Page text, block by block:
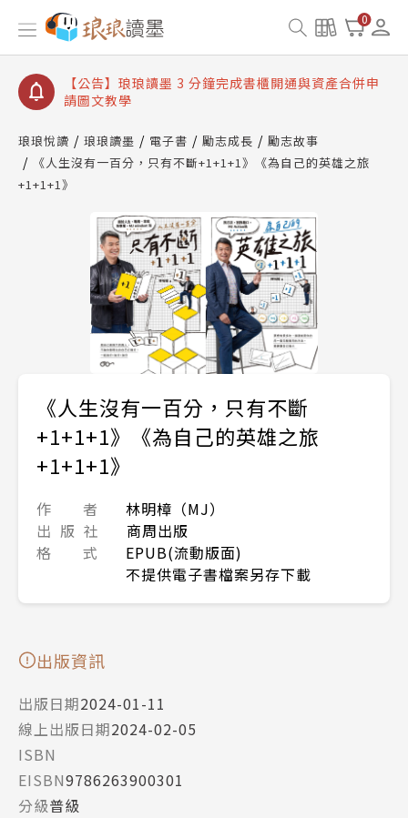
0
【公告】琅琅讀墨數位閱讀資產合併與書櫃開通申請
【公告】琅琅讀墨書櫃開通常見問題
【公告】琅琅讀墨 3 分鐘完成書櫃開通與資產合併申
請圖文教學
查詢
【公告】琅琅讀墨數位閱讀資產合併與書櫃開通申請
琅琅悅讀 琅琅讀墨 電子書 勵志成長
勵志故事
《人生沒有一百分，只有不斷+1+1+1》《為自己的英雄之旅
+1+1+1》
《人生沒有一百分，只有不斷
+1+1+1》《為自己的英雄之旅
+1+1+1》
作 者
林明樟（MJ）
出 版 社
商周出版
格 式
EPUB(流動版面)
不提供電子書檔案另存下載
出版資訊
出版日期2024-01-11
線上出版日期2024-02-05
ISBN
EISBN9786263900301
分級普級